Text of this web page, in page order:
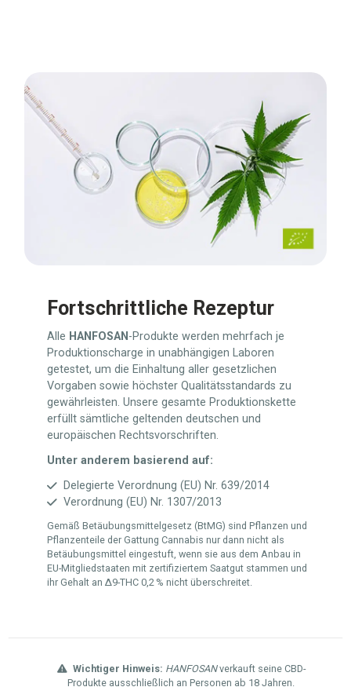
Fortschrittliche Rezeptur
Alle HANFOSAN-Produkte werden mehrfach je
Produktionscharge in unabhängigen Laboren
getestet, um die Einhaltung aller gesetzlichen
Vorgaben sowie höchster Qualitätsstandards zu
gewährleisten. Unsere gesamte Produktionskette
erfüllt sämtliche geltenden deutschen und
europäischen Rechtsvorschriften.
Unter anderem basierend auf:
Delegierte Verordnung (EU) Nr. 639/2014
Verordnung (EU) Nr. 1307/2013
Gemäß Betäubungsmittelgesetz (BtMG) sind Pflanzen und
Pflanzenteile der Gattung Cannabis nur dann nicht als
Betäubungsmittel eingestuft, wenn sie aus dem Anbau in
EU-Mitgliedstaaten mit zertifiziertem Saatgut stammen und
ihr Gehalt an Δ9-THC 0,2 % nicht überschreitet.
Wichtiger Hinweis: HANFOSANverkauft seine CBD-
Produkte ausschließlich an Personen ab 18 Jahren.